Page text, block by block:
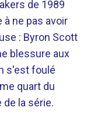
de 1989
ne pas avoir
: Byron Scott
blessure aux
s'est foulé
quart du
la série.